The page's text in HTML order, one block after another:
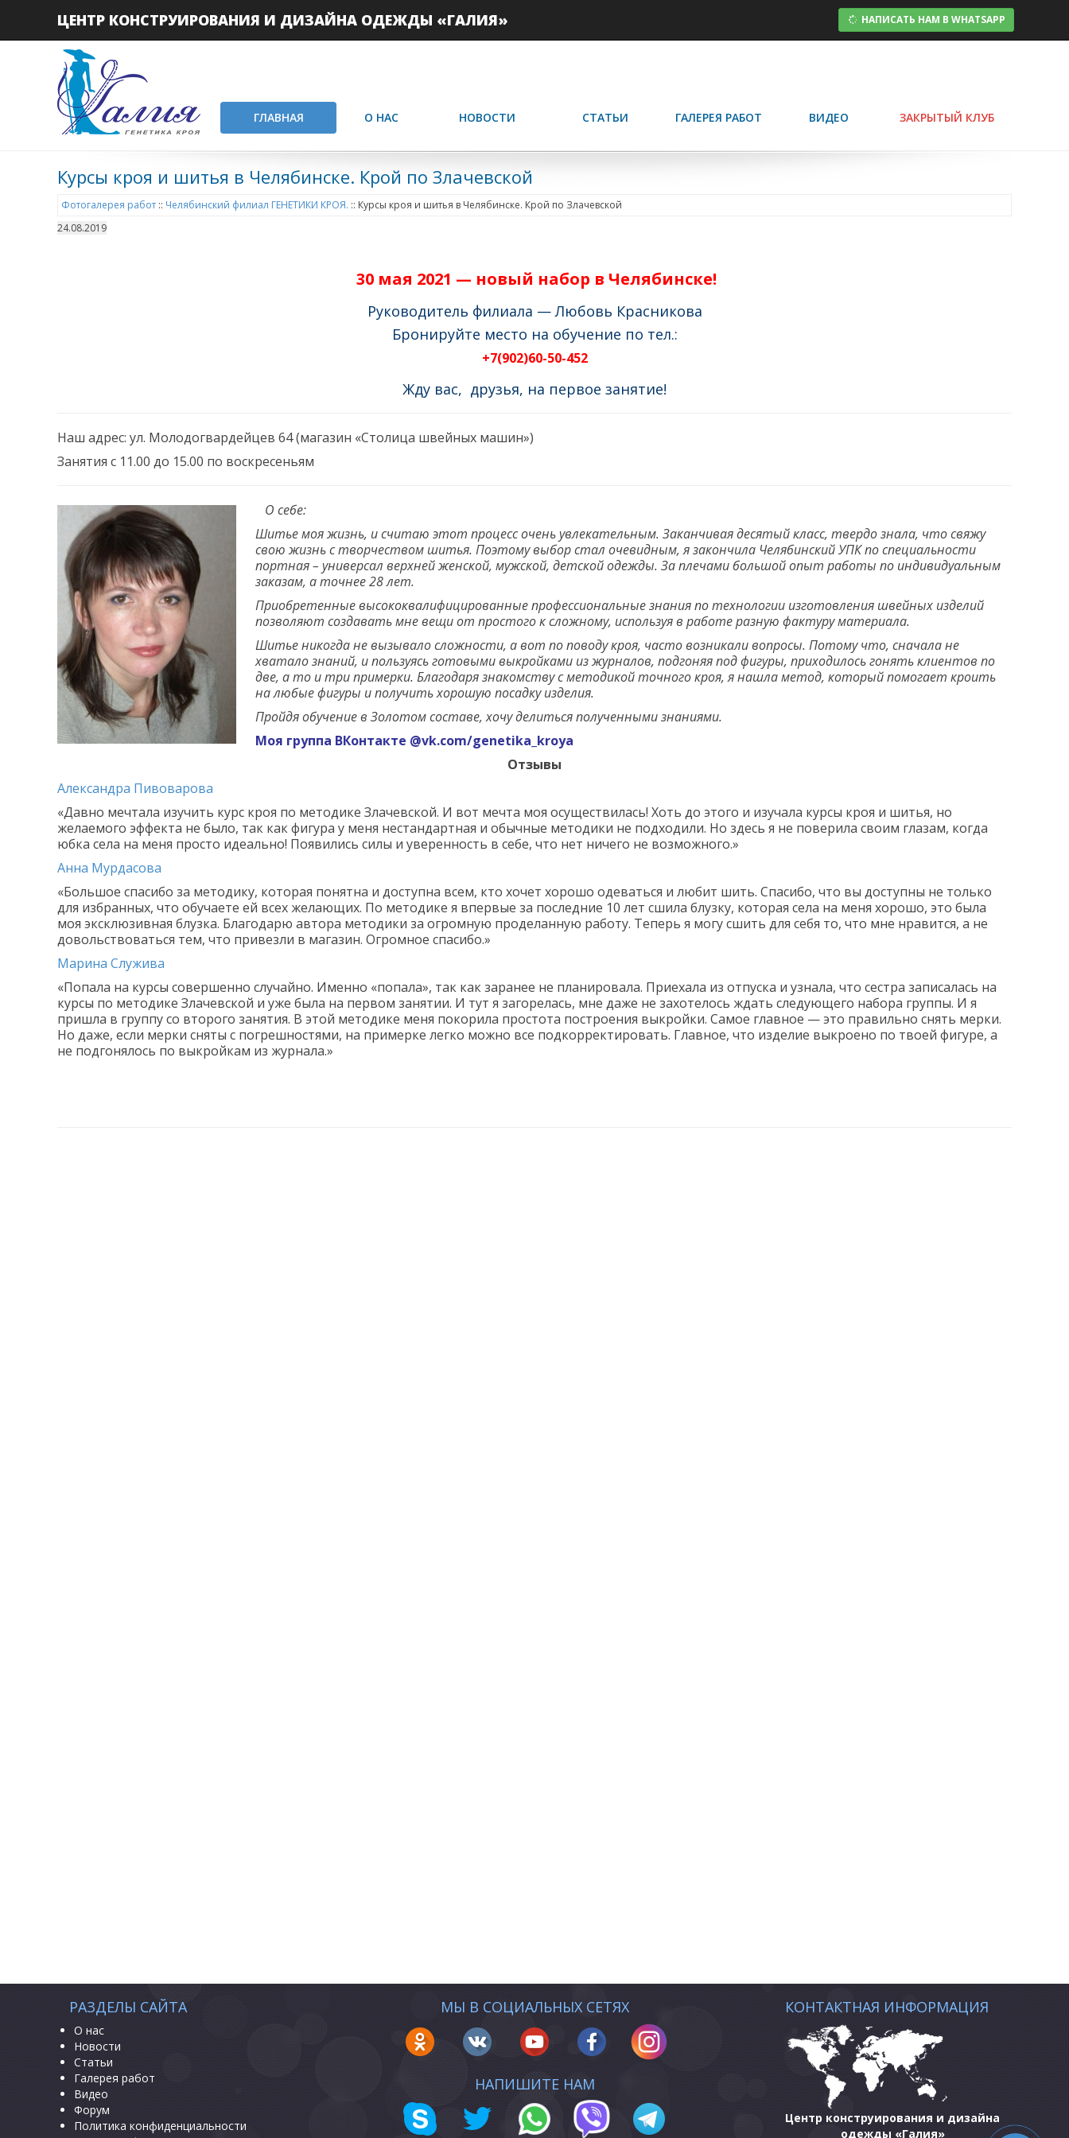
ЦЕНТР КОНСТРУИРОВАНИЯ И ДИЗАЙНА ОДЕЖДЫ «ГАЛИЯ» НАПИСАТЬ НАМ В WHATSAPP
ГЛАВНАЯ О НАС НОВОСТИ СТАТЬИ ГАЛЕРЕЯ РАБОТ ВИДЕО ЗАКРЫТЫЙ КЛУБ
Курсы кроя и шитья в Челябинске. Крой по Злачевской
Фотогалерея работ :: Челябинский филиал ГЕНЕТИКИ КРОЯ. :: Курсы кроя и шитья в Челябинске. Крой по Злачевской
24.08.2019
30 мая 2021 — новый набор в Челябинске!
Руководитель филиала —Любовь Красникова
Бронируйте место на обучение по тел.:
+7(902)60-50-452
Жду вас, друзья, на первое занятие!
Наш адрес: ул. Молодогвардейцев 64 (магазин «Столица швейных машин»)
Занятия с 11.00 до 15.00 по воскресеньям
О себе:
Шитье моя жизнь, и считаю этот процесс очень увлекательным. Заканчивая десятый класс, твердо знала, что свяжу
свою жизнь с творчеством шитья. Поэтому выбор стал очевидным, я закончила Челябинский УПК по специальности
портная – универсал верхней женской, мужской, детской одежды. За плечами большой опыт работы по индивидуальным
заказам, а точнее 28 лет.
Приобретенные высококвалифицированные профессиональные знания по технологии изготовления швейных изделий
позволяют создавать мне вещи от простого к сложному, используя в работе разную фактуру материала.
Шитье никогда не вызывало сложности, а вот по поводу кроя, часто возникали вопросы. Потому что, сначала не
хватало знаний, и пользуясь готовыми выкройками из журналов, подгоняя под фигуры, приходилось гонять клиентов по
две, а то и три примерки. Благодаря знакомству с методикой точного кроя, я нашла метод, который помогает кроить
на любые фигуры и получить хорошую посадку изделия.
Пройдя обучение в Золотом составе, хочу делиться полученными знаниями.
Моя группа ВКонтакте @vk.com/genetika_kroya
Отзывы
Александра Пивоварова
«Давно мечтала изучить курс кроя по методике Злачевской. И вот мечта моя осуществилась! Хоть до этого и изучала курсы кроя и шитья, но
желаемого эффекта не было, так как фигура у меня нестандартная и обычные методики не подходили. Но здесь я не поверила своим глазам, когда
юбка села на меня просто идеально! Появились силы и уверенность в себе, что нет ничего не возможного.»
Анна Мурдасова
«Большое спасибо за методику, которая понятна и доступна всем, кто хочет хорошо одеваться и любит шить. Спасибо, что вы доступны не только
для избранных, что обучаете ей всех желающих. По методике я впервые за последние 10 лет сшила блузку, которая села на меня хорошо, это была
моя эксклюзивная блузка. Благодарю автора методики за огромную проделанную работу. Теперь я могу сшить для себя то, что мне нравится, а не
довольствоваться тем, что привезли в магазин. Огромное спасибо.»
Марина Служива
«Попала на курсы совершенно случайно. Именно «попала», так как заранее не планировала. Приехала из отпуска и узнала, что сестра записалась на
курсы по методике Злачевской и уже была на первом занятии. И тут я загорелась, мне даже не захотелось ждать следующего набора группы. И я
пришла в группу со второго занятия. В этой методике меня покорила простота построения выкройки. Самое главное — это правильно снять мерки.
Но даже, если мерки сняты с погрешностями, на примерке легко можно все подкорректировать. Главное, что изделие выкроено по твоей фигуре, а
не подгонялось по выкройкам из журнала.»
РАЗДЕЛЫ САЙТА
О нас
Новости
Статьи
Галерея работ
Видео
Форум
Политика конфиденциальности
МЫ В СОЦИАЛЬНЫХ СЕТЯХ
НАПИШИТЕ НАМ
КОНТАКТНАЯ ИНФОРМАЦИЯ
Центр конструирования и дизайна
одежды «Галия»